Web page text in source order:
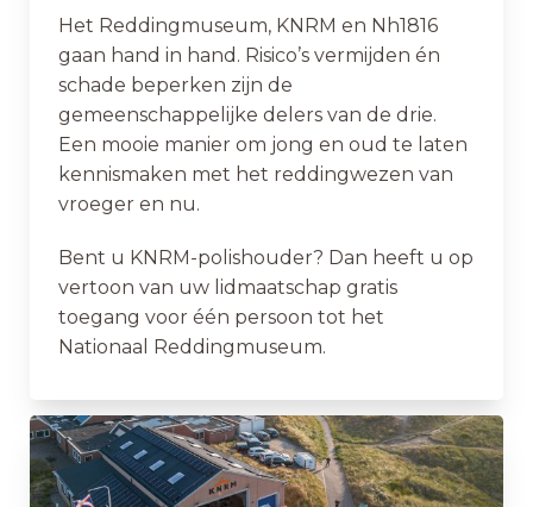
Het Reddingmuseum, KNRM en Nh1816
gaan hand in hand. Risico’s vermijden én
schade beperken zijn de
gemeenschappelijke delers van de drie.
Een mooie manier om jong en oud te laten
kennismaken met het reddingwezen van
vroeger en nu.
Bent u KNRM-polishouder? Dan heeft u op
vertoon van uw lidmaatschap gratis
toegang voor één persoon tot het
Nationaal Reddingmuseum.